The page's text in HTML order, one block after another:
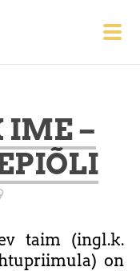
IME –
taim (ingl.k.
on